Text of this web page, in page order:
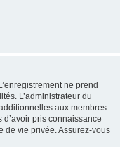
ne prend
L’administrateur du
aux membres
pris connaissance
de vie privée. Assurez-vous